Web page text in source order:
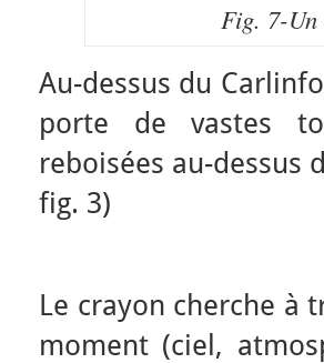
Fig. 7-Un
Au-dessus du
porte de vastes
reboisées au-dessus
fig. 3)
Le crayon cherche à
moment (ciel,